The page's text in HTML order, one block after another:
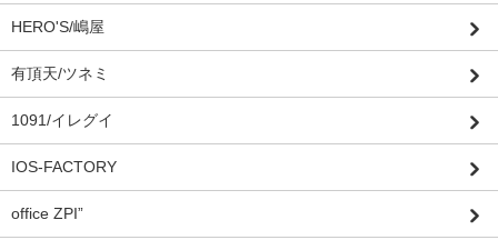
HERO'S/嶋屋
有頂天/ツネミ
1091/イレグイ
IOS-FACTORY
office ZPI”